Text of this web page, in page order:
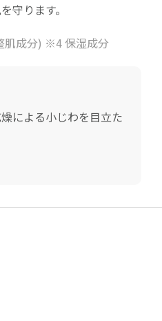
守ります。
肌成分) ※4 保湿成分
による小じわを目立た